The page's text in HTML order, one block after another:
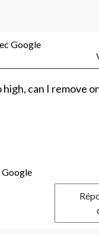
Google
high, can I remove
Google